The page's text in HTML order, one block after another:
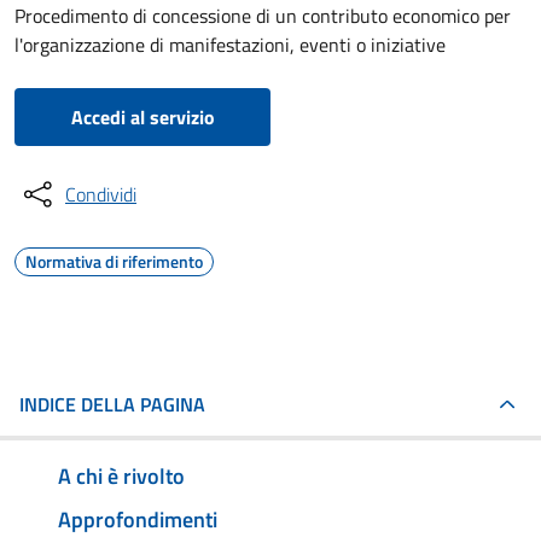
Procedimento di concessione di un contributo economico per
l'organizzazione di manifestazioni, eventi o iniziative
Accedi al servizio
Condividi
Normativa di riferimento
INDICE DELLA PAGINA
A chi è rivolto
Approfondimenti